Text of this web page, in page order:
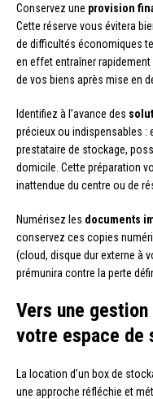
Conservez une provision
Cette réserve vous évitera
de difficultés économiques
en effet entraîner
de vos biens après mise en
Identifiez à l’avance des
précieux ou indispensables :
prestataire de stockage,
domicile. Cette préparation
inattendue du centre ou de
Numérisez les documents
conservez ces copies
(cloud, disque dur externe à
prémunira contre la perte
Vers une
votre espace de
La location d’un box de
une approche réfléchie et